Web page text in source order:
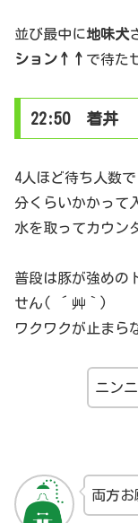
並び最中に地味犬
ション↑↑ で待た
22:50 着丼
4人ほど待ち人数
分くらいかかって
水を取ってカウン
普段は豚が強めの
せん( ´艸｀)
ワクワクが止まら
ニン
両方お